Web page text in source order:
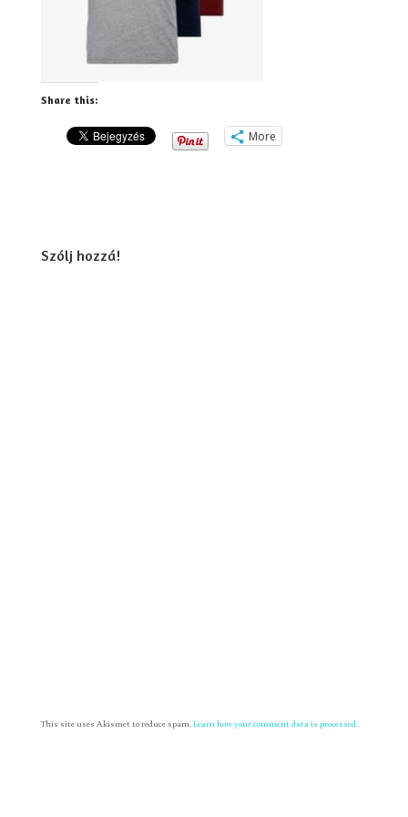
Share this:
More
Szólj hozzá!
This site uses Akismet to reduce spam.Learn how your comment data is processed.